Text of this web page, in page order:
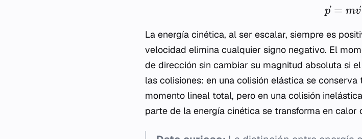
p = mv
La energía cinética, al ser escalar, siempre es
velocidad elimina cualquier signo negativo. El
de dirección sin cambiar su magnitud absoluta si
las colisiones: en una colisión elástica se
momento lineal total, pero en una colisión
parte de la energía cinética se transforma en calor